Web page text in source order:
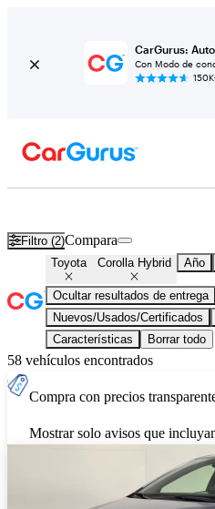
CarGurus:
Con Modo de
Filtro (2)Compara
Toyota Corolla Hybrid Año
Ocultar resultados de entrega
Nuevos/Usados/Certificados
Características
Borrar todo
58 vehículos encontrados
Compra con precios
Mostrar solo avisos que